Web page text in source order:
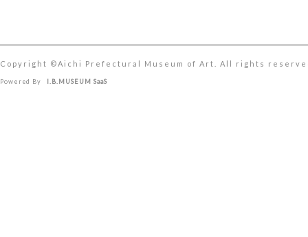
Copyright ©︎Aichi Prefectural Museum of Art. All rights
Powered By I.B.MUSEUM SaaS